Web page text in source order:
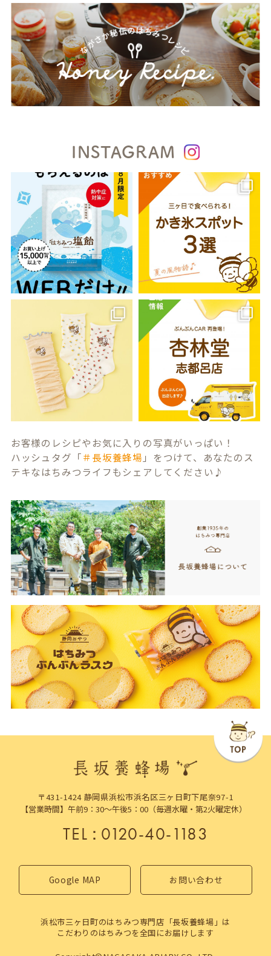
INSTAGRAM
お客様のレシピやお気に入りの写真がいっぱい！
ハッシュタグ「＃長坂養蜂場 」をつけて、あなたのス
テキなはちみつライフもシェアしてください♪
〒431-1424 静岡県浜松市浜名区三ヶ日町下尾奈97-1
【営業時間】午前9：30～午後5：00（毎週水曜・第2火曜定休）
TEL：0120-40-1183
Google MAP お問い合わせ
浜松市三ヶ日町のはちみつ専門店「長坂養蜂場」は
こだわりのはちみつを全国にお届けします